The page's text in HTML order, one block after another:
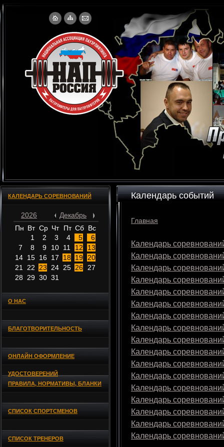
КАЛЕНДАРЬ СОРЕВНОВАНИЙ
2026
Декабрь
Пн Вт Ср Чт Пт Сб Вс
1
2 3 4 5
6
7
8 9 10 11 12
13
14 15 16 17 18 19
20
21
22 23 24 25 26
27
28
29 30 31
О НАС
БЛАГОТВОРИТЕЛЬНОСТЬ
ОНЛАЙН ОФОРМЛЕНИЕ
УДОСТОВЕРЕНИЙ
ПРАВИЛА, НОРМАТИВЫ, БЛАНКИ
СПИСОК СПОРТСМЕНОВ
СПИСОК ТРЕНЕРОВ
Календарь событий
Главная
Календарь
Календарь
Календарь
Календарь
Календарь
Календарь
Календарь
Календарь
Календарь
Календарь
Календарь
Календарь
Календарь
Календарь
Календарь
Календарь
Календарь